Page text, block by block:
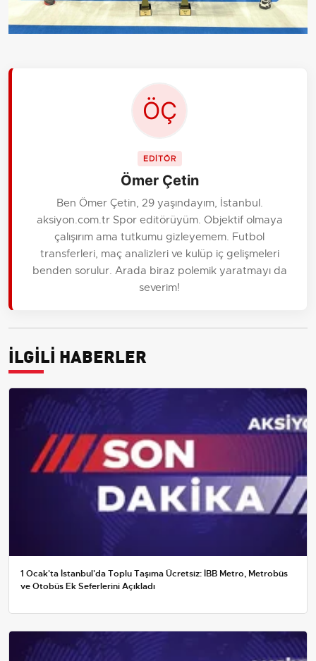
EDİTÖR
Ömer Çetin
Ben Ömer Çetin, 29 yaşındayım, İstanbul.
aksiyon.com.tr Spor editörüyüm. Objektif olmaya
çalışırım ama tutkumu gizleyemem. Futbol
transferleri, maç analizleri ve kulüp iç gelişmeleri
benden sorulur. Arada biraz polemik yaratmayı da
severim!
İLGİLİ HABERLER
1 Ocak'ta İstanbul'da Toplu Taşıma Ücretsiz: İBB Metro, Metrobüs
ve Otobüs Ek Seferlerini Açıkladı